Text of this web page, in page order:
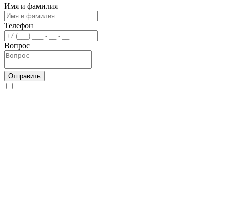
Имя и фамилия
Телефон
Вопрос
Отправить